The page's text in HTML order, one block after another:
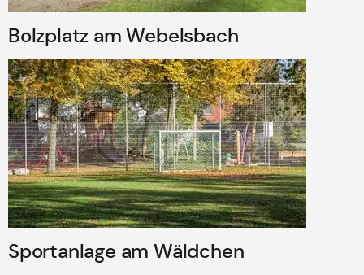
Bolzplatz am Webelsbach
Sportanlage am Wäldchen